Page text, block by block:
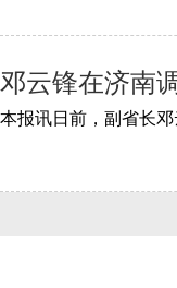
邓云锋在济南